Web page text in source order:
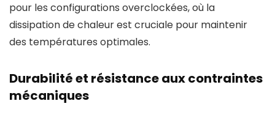
pour les configurations overclockées, où la
dissipation de chaleur est cruciale pour maintenir
des températures optimales.
Durabilité et résistance aux contraintes
mécaniques